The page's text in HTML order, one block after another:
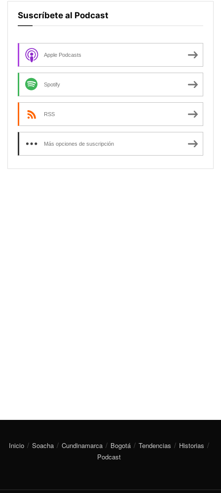
Suscríbete al Podcast
Apple Podcasts
Spotify
RSS
Más opciones de suscripción
Inicio Soacha Cundinamarca Bogotá Tendencias
Historias
Podcast